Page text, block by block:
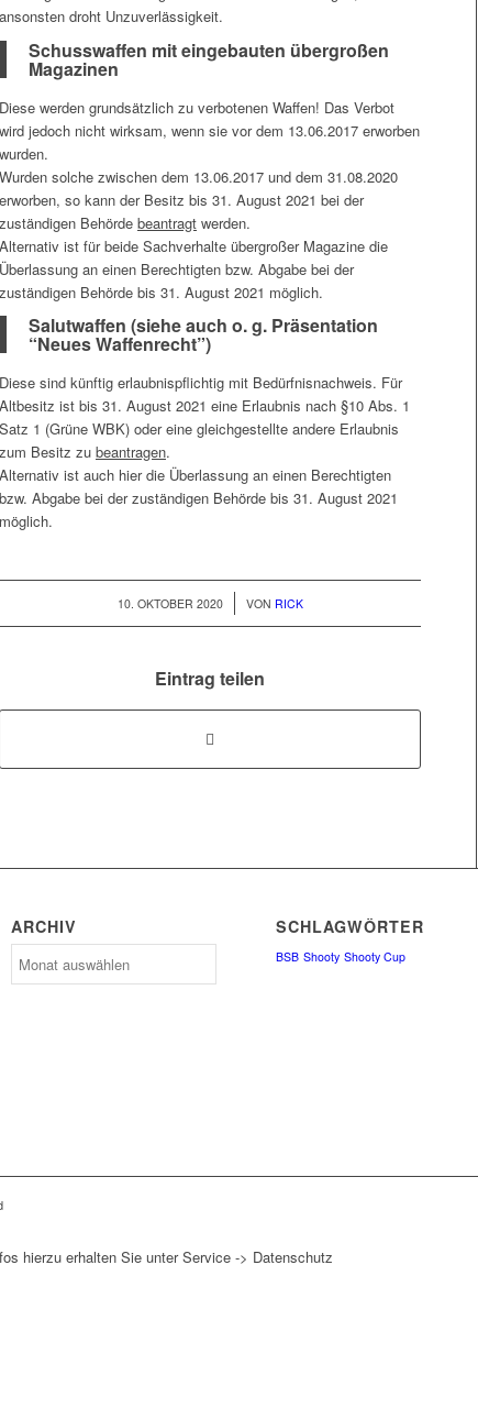
ansonsten droht Unzuverlässigkeit.
Schusswaffen mit eingebauten übergroßen
Magazinen
Diese werden grundsätzlich zu verbotenen Waffen! Das Verbot
wird jedoch nicht wirksam, wenn sie vor dem 13.06.2017 erworben
wurden.
Wurden solche zwischen dem 13.06.2017 und dem 31.08.2020
erworben, so kann der Besitz bis 31. August 2021 bei der
zuständigen Behörde beantragt werden.
Alternativ ist für beide Sachverhalte übergroßer Magazine die
Überlassung an einen Berechtigten bzw. Abgabe bei der
zuständigen Behörde bis 31. August 2021 möglich.
Salutwaffen (siehe auch o. g. Präsentation
“Neues Waffenrecht”)
Diese sind künftig erlaubnispflichtig mit Bedürfnisnachweis. Für
Altbesitz ist bis 31. August 2021 eine Erlaubnis nach §10 Abs. 1
Satz 1 (Grüne WBK) oder eine gleichgestellte andere Erlaubnis
zum Besitz zu beantragen.
Alternativ ist auch hier die Überlassung an einen Berechtigten
bzw. Abgabe bei der zuständigen Behörde bis 31. August 2021
möglich.
10. OKTOBER 2020
/ VON RICK
Eintrag teilen
ARCHIV SCHLAGWÖRTER
BSB Shooty Shooty Cup
hierzu erhalten Sie unter Service -> Datenschutz